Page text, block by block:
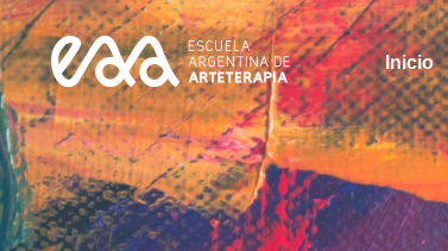
Ir
al
contenido
Inicio